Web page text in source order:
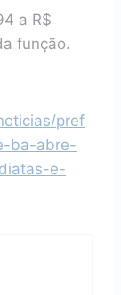
a R$
função.
pref
ba-abre-
e-